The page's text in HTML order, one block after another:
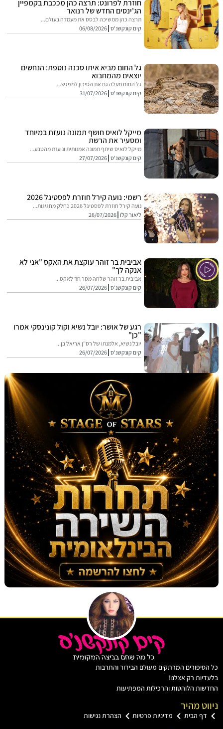
חוזרת לפרונט: תרצה כהן מככבת בקמפיין
הג'ינסים החדש של רנואר
תרצה כהן ממשיכה לבסס את מעמדה בעולם...
קים קונקשנ'ס 06/08/2026
גל החום מביא איתו סכנה נוספת: הנחשים
יוצאים מהמחבוא
גל החום מעלה גם את הסיכון למפגש...
קים קונקשנ'ס 31/07/2026
מייקל לואיס חושף תמונה נועזת במיוחד
ומסעיר את הרשת
מייקל לואיס שיתף תמונה אמנותית ונועזת מהטבע...
קים קונקשנ'ס 27/07/2026
רשמי: נועה קירל חוזרת לפסטיגל 2026
נועה קירל חוזרת לפסטיגל 2026 כחלק מחגיגות...
ליאור קלו 26/07/2026
אביבית בר זוהר עוקצת את האקס "אני לא
אנקה לך"
אביבית בר זוהר שלחה מסר חד לאקס...
קים קונקשנ'ס 26/07/2026
רגע של אושר: יובל נשיא וקול קונינסקי אמרו
"כן"
יובל נשיא, אלמנתו של רס"ן אריאל בן...
קים קונקשנ'ס 26/07/2026
המרתקים מעולם הבידור והתרבות
רק אצלנו!
הלוהטות והרכילות המפתיעות
מהיר
הבית מדיניות פרטיות הצהרת נגישות